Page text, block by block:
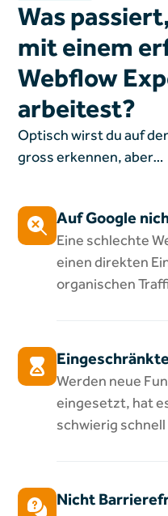
Was
mit einem
Webflow
arbeitest?
Optisch wirst du auf
gross erkennen, aber…
Auf Google
Eine schlechte
einen direkten
organischen
Werden neue
eingesetzt, hat
schwierig
Nicht